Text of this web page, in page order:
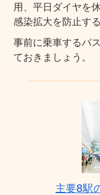
用、平日ダイヤを
感染拡大を防止す
事前に乗車するバ
ておきましょう。
主要8駅